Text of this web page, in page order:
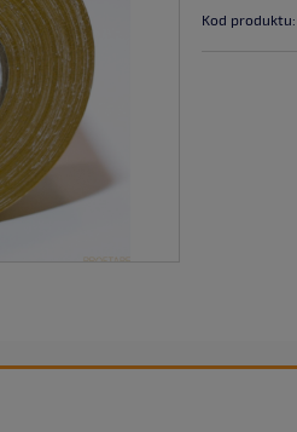
Kod produktu: